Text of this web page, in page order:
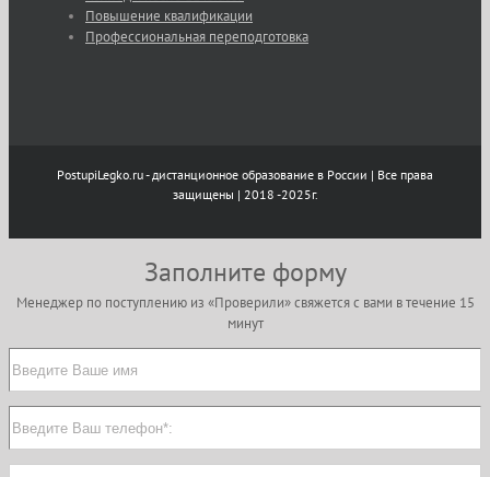
Повышение квалификации
Профессиональная переподготовка
PostupiLegko.ru - дистанционное образование в России | Все права
защищены | 2018 -2025г.
Заполните форму
Менеджер по поступлению из «Проверили» свяжется с вами в течение 15
минут